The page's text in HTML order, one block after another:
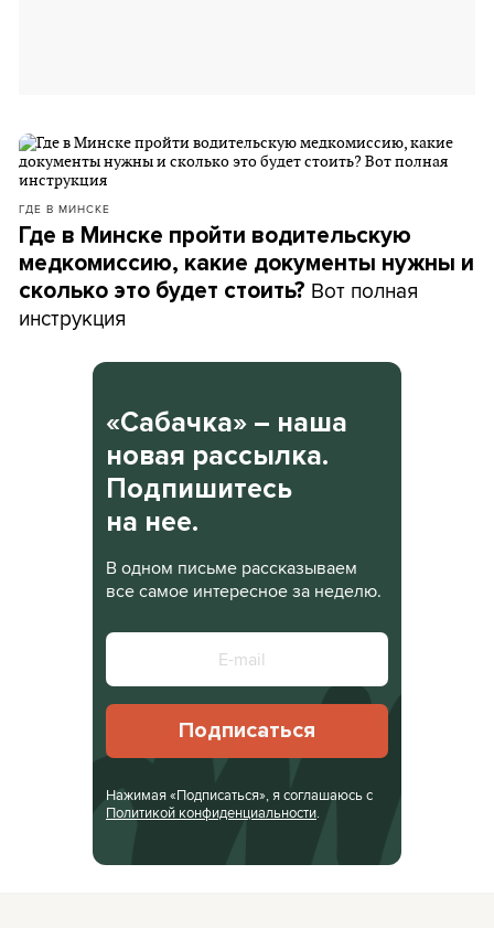
ГДЕ В МИНСКЕ
Где в Минске пройти водительскую
медкомиссию, какие документы нужны и
сколько это будет стоить? Вот полная
инструкция
«Сабачка» – наша
новая рассылка.
Подпишитесь
на нее.
В одном письме рассказываем
все самое интересное за неделю.
Подписаться
Нажимая «Подписаться», я соглашаюсь с
Политикой конфиденциальности.